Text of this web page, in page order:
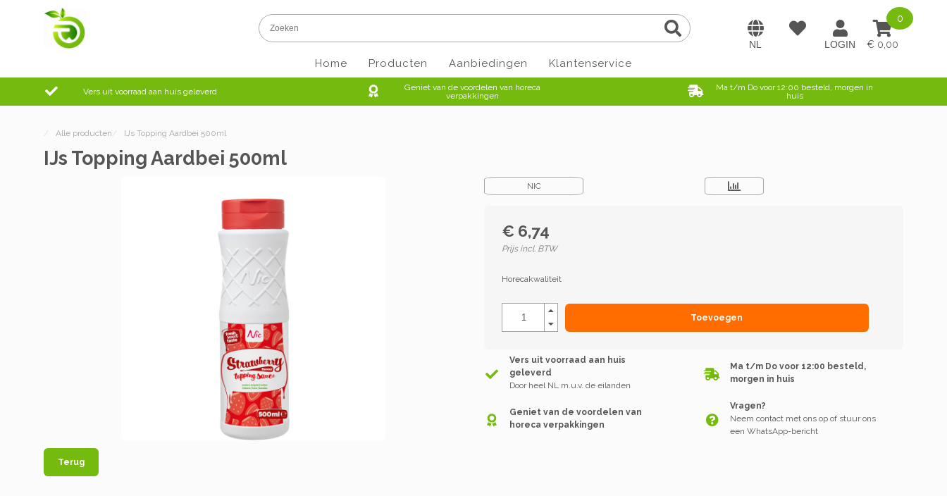
0,00
0
Home Producten Aanbiedingen Klantenservice
Vers uit voorraad aan huis geleverd
Geniet van de voordelen van horeca
verpakkingen
Ma t/m Do voor 12:00 besteld, morgen in
huis
/ Alle producten / IJs Topping Aardbei 500ml
IJs Topping Aardbei 500ml
Terug
NIC
€ 6,74
Prijs incl. BTW
Horecakwaliteit
Toevoegen
Vers uit voorraad aan huis
geleverd
Door heel NL m.u.v. de eilanden
Ma t/m Do voor 12:00 besteld,
morgen in huis
Geniet van de voordelen van
horeca verpakkingen
Vragen?
Neem contact met ons op of stuur ons
een WhatsApp-bericht